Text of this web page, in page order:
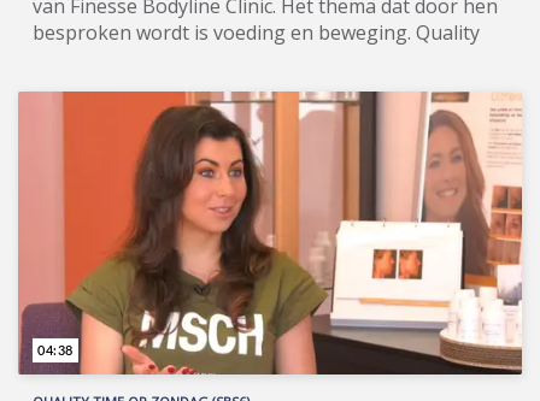
van Finesse Bodyline Clinic. Het thema dat door hen
besproken wordt is voeding en beweging. Quality
programma, waarin wekelijks een breed spectrum
aan welzijns- en welvaartsthema’s de revue
passeert. Denk hierbij onder andere aan items over
beauty, gezin, gezondheid en wonen. De presentatie
van dit veelzijdige tv-programma op zondagmiddag
is onder meer in handen van de nog altijd populaire
oud-Utopianen Beau Nellissen, Romy Koldenhof,
Cemal Hazebroek en Gina Lissenburg. Wil je de hele
aflevering bekijken of meer weten over de
deelnemers/sponsoren van Quality Time op
Zondag, ga dan naar de officiële programma-
website: www.sbs6.nl/qualitytimeopzondag.
04:38